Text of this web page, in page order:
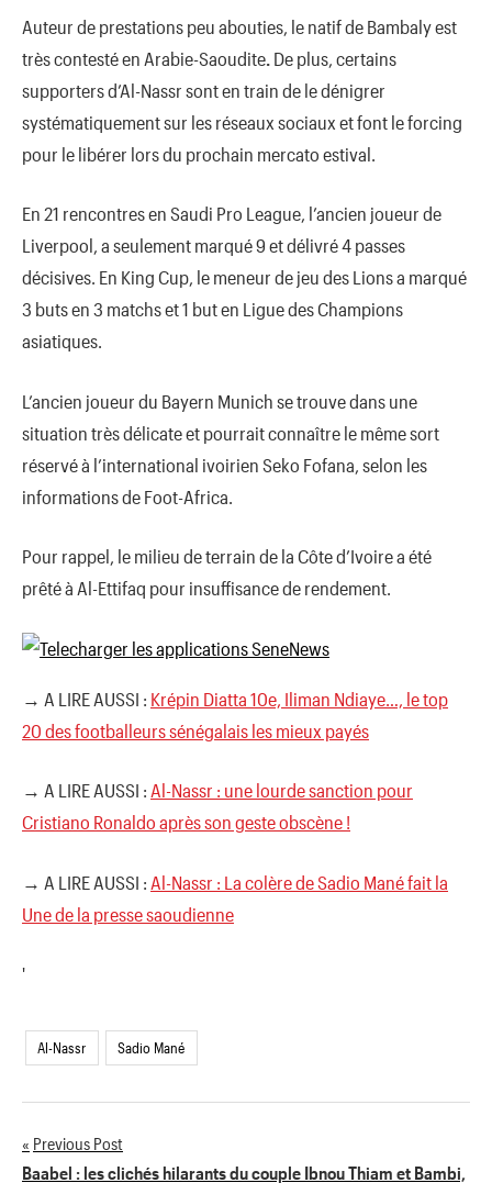
Auteur de prestations peu abouties, le natif de Bambaly est
très contesté en Arabie-Saoudite De plus, certains
supporters d’Al-Nassr sont en train de le dénigrer
systématiquement sur les réseaux sociaux et font le forcing
pour le libérer lors du prochain mercato estival.
En 21 rencontres en Saudi Pro League, l’ancien joueur de
Liverpool, a seulement marqué 9 et délivré 4 passes
décisives. En King Cup, le meneur de jeu des Lions a marqué
3 buts en 3 matchs et 1 but en Ligue des Champions
asiatiques.
L’ancien joueur du Bayern Munich se trouve dans une
situation très délicate et pourrait connaître le même sort
réservé à l’international ivoirien Seko Fofana, selon les
informations de Foot-Africa.
Pour rappel, le milieu de terrain de la Côte d’Ivoire a été
prêté à Al-Ettifaq pour insuffisance de rendement.
→ A LIRE AUSSI : Krépin Diatta 10e, Iliman Ndiaye…, le top
20 des footballeurs sénégalais les mieux payés
→ A LIRE AUSSI : Al-Nassr : une lourde sanction pour
Cristiano Ronaldo après son geste obscène !
→ A LIRE AUSSI : Al-Nassr : La colère de Sadio Mané fait la
Une de la presse saoudienne
'
Al-Nassr Sadio Mané
Navigation
Previous Post
Baabel : les clichés hilarants du couple Ibnou Thiam et Bambi,